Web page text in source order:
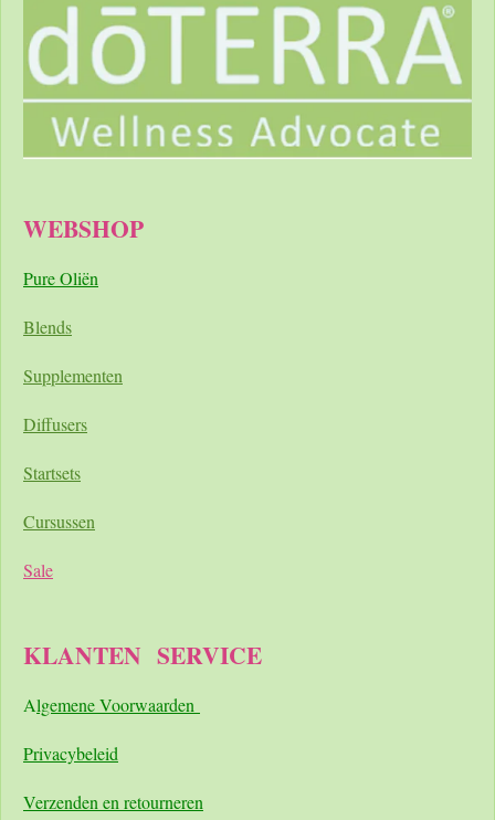
WEBSHOP
Pure Oliën
Blends
Supplementen
Diffusers
Startsets
Cursussen
Sale
KLANTEN SERVICE
Algemene Voorwaarden
Privacybeleid
Verzenden en retourneren